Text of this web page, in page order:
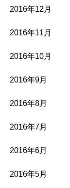
2016年12月
2016年11月
2016年10月
2016年9月
2016年8月
2016年7月
2016年6月
2016年5月